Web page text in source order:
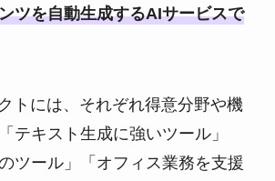
ツを自動生成するAIサービスで
トには、それぞれ得意分野や機
テキスト生成に強いツール」
ツール」「オフィス業務を支援